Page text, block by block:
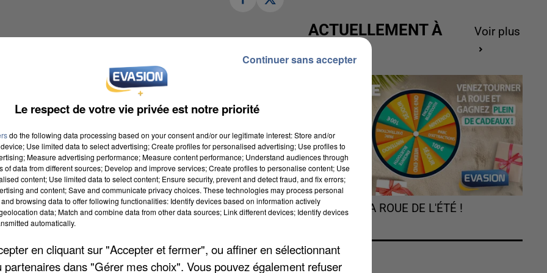
matin au niveau du boulevard Jean-Bart.
par balles au niveau d’un bras et du thorax.
de Meaux.
un-homme-grievement-blesse-par-balles-a-beauval-
Paris !
dans un des restaurants du parc quand une
des Anonymous.
qui a appelé le commissariat de Chessy et les
ACTUELLEMENT À
GAGNER
Voir plus
TOURNEZ LA ROUE DE L'ÉTÉ !
Le respect de votre vie privée est notre priorité
do the following data processing based on your consent and/or our legitimate interest: Store and/or
Use limited data to select advertising; Create profiles for personalised advertising; Use profiles to
Measure advertising performance; Measure content performance; Understand audiences through
of data from different sources; Develop and improve services; Create profiles to personalise content; Use
content; Use limited data to select content; Ensure security, prevent and detect fraud, and fix errors;
and content; Save and communicate privacy choices. These technologies may process personal
browsing data to offer following functionalities: Identify devices based on information actively
data; Match and combine data from other data sources; Link different devices; Identify devices
automatically.
en cliquant sur "Accepter et fermer", ou affiner en sélectionnant
partenaires dans "Gérer mes choix". Vous pouvez également refuser
Continuer sans accepter